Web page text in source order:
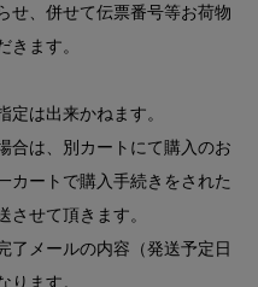
せ、併せて伝票番号等お荷物
きます。
は出来かねます。
合は、別カートにて購入のお
カートで購入手続きをされた
せて頂きます。
メールの内容（発送予定日
ります。